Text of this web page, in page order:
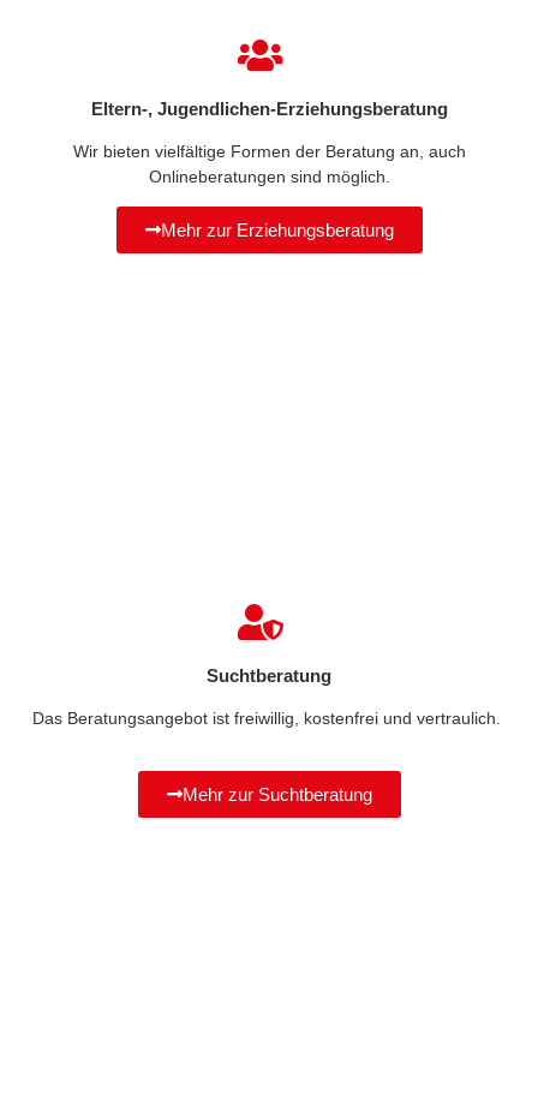
Eltern-, Jugendlichen-Erziehungsberatung
Wir bieten vielfältige Formen der Beratung an, auch
Onlineberatungen sind möglich.
Mehr zur Erziehungsberatung
Suchtberatung
Das Beratungsangebot ist freiwillig, kostenfrei und vertraulich.
Mehr zur Suchtberatung